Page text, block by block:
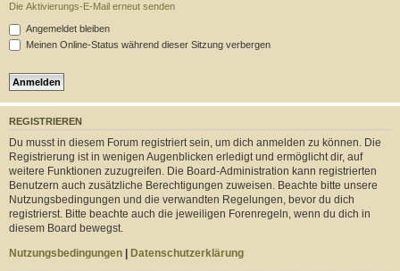
Die Aktivierungs-E-Mail erneut senden
Angemeldet bleiben
Meinen Online-Status während dieser Sitzung verbergen
REGISTRIEREN
Du musst in diesem Forum registriert sein, um dich anmelden zu können. Die
Registrierung ist in wenigen Augenblicken erledigt und ermöglicht dir, auf
weitere Funktionen zuzugreifen. Die Board-Administration kann registrierten
Benutzern auch zusätzliche Berechtigungen zuweisen. Beachte bitte unsere
Nutzungsbedingungen und die verwandten Regelungen, bevor du dich
registrierst. Bitte beachte auch die jeweiligen Forenregeln, wenn du dich in
diesem Board bewegst.
Nutzungsbedingungen | Datenschutzerklärung